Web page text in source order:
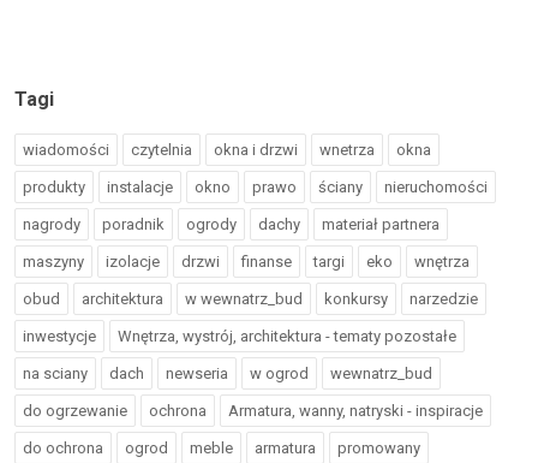
Tagi
wiadomości czytelnia okna i drzwi wnetrza okna
produkty instalacje okno prawo ściany nieruchomości
nagrody poradnik ogrody dachy materiał partnera
maszyny izolacje drzwi finanse targi eko wnętrza
obud architektura w wewnatrz_bud konkursy narzedzie
inwestycje Wnętrza, wystrój, architektura - tematy pozostałe
na sciany dach newseria w ogrod wewnatrz_bud
do ogrzewanie ochrona Armatura, wanny, natryski - inspiracje
do ochrona ogrod meble armatura promowany